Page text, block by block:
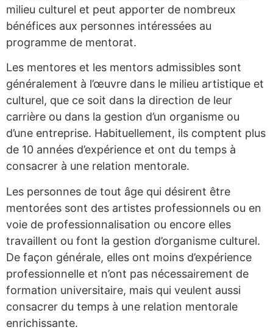
milieu culturel et peut apporter de nombreux
bénéfices aux personnes intéressées au
programme de mentorat.
Les mentores et les mentors admissibles sont
généralement à l’œuvre dans le milieu artistique et
culturel, que ce soit dans la direction de leur
carrière ou dans la gestion d’un organisme ou
d’une entreprise. Habituellement, ils comptent plus
de 10 années d’expérience et ont du temps à
consacrer à une relation mentorale.
Les personnes de tout âge qui désirent être
mentorées sont des artistes professionnels ou en
voie de professionnalisation ou encore elles
travaillent ou font la gestion d’organisme culturel.
De façon générale, elles ont moins d’expérience
professionnelle et n’ont pas nécessairement de
formation universitaire, mais qui veulent aussi
consacrer du temps à une relation mentorale
enrichissante.